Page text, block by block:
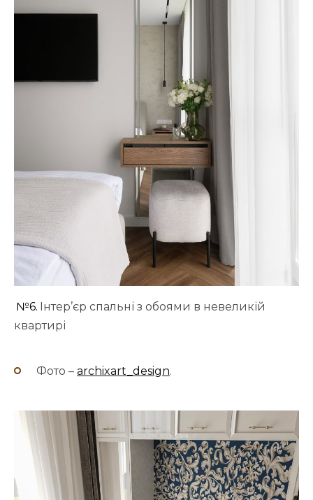
№6. Інтер’єр спальні з обоями в невеликій
квартирі
Фото – archixart_design.